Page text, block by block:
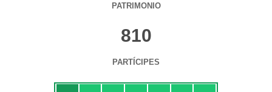
PATRIMONIO
810
PARTÍCIPES